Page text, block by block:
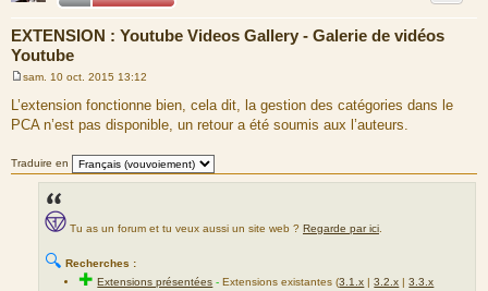
EXTENSION : Youtube Videos Gallery - Galerie de vidéos
Youtube
s
s
e
sam. 10 oct. 2015 13:12
L’extension fonctionne bien, cela dit, la gestion des catégories dans le
PCA n’est pas disponible, un retour a été soumis aux l’auteurs.
Traduire en
Tu as un forum et tu veux aussi un site web ? Regarde par ici
🔍 Recherches :
✚Extensions présentées -Extensions existantes (3.1.x |3.2.x |3.3.x